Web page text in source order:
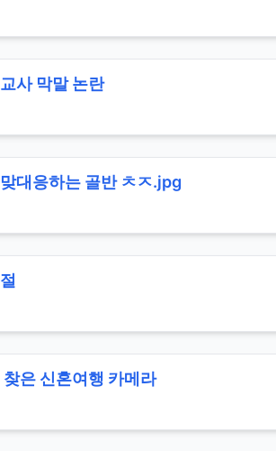
사 막말 논란
대응하는 골반 ㅊㅈ.jpg
은 신혼여행 카메라